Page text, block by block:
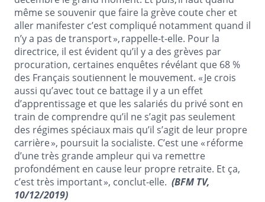
même se souvenir que faire la grève coute cher et
aller manifester c’est compliqué notamment quand il
n’y a pas de transport », rappelle-t-elle. Pour la
directrice, il est évident qu’il y a des grèves par
procuration, certaines enquêtes révélant que 68 %
des Français soutiennent le mouvement. « Je crois
aussi qu’avec tout ce battage il y a un effet
d’apprentissage et que les salariés du privé sont en
train de comprendre qu’il ne s’agit pas seulement
des régimes spéciaux mais qu’il s’agit de leur propre
carrière », poursuit la socialiste. C’est une « réforme
d’une très grande ampleur qui va remettre
profondément en cause leur propre retraite. Et ça,
c’est très important », conclut-elle. (BFM TV,
10/12/2019)